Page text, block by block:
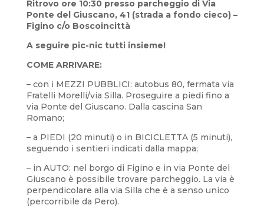
Ritrovo ore 10:30 presso parcheggio di Via
Ponte del Giuscano, 41 (strada a fondo cieco) –
Figino c/o Boscoincittà
A seguire pic-nic tutti insieme!
COME ARRIVARE:
– con i MEZZI PUBBLICI: autobus 80, fermata via
Fratelli Morelli/via Silla. Proseguire a piedi fino a
via Ponte del Giuscano. Dalla cascina San
Romano;
– a PIEDI (20 minuti) o in BICICLETTA (5 minuti),
seguendo i sentieri indicati dalla mappa;
– in AUTO: nel borgo di Figino e in via Ponte del
Giuscano è possibile trovare parcheggio. La via è
perpendicolare alla via Silla che è a senso unico
(percorribile da Pero).